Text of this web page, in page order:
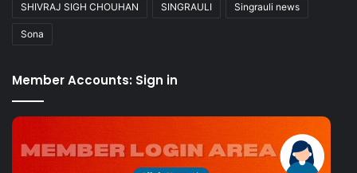
SHIVRAJ SIGH CHOUHAN SINGRAULI Singrauli news
Sona
Member Accounts: Sign in